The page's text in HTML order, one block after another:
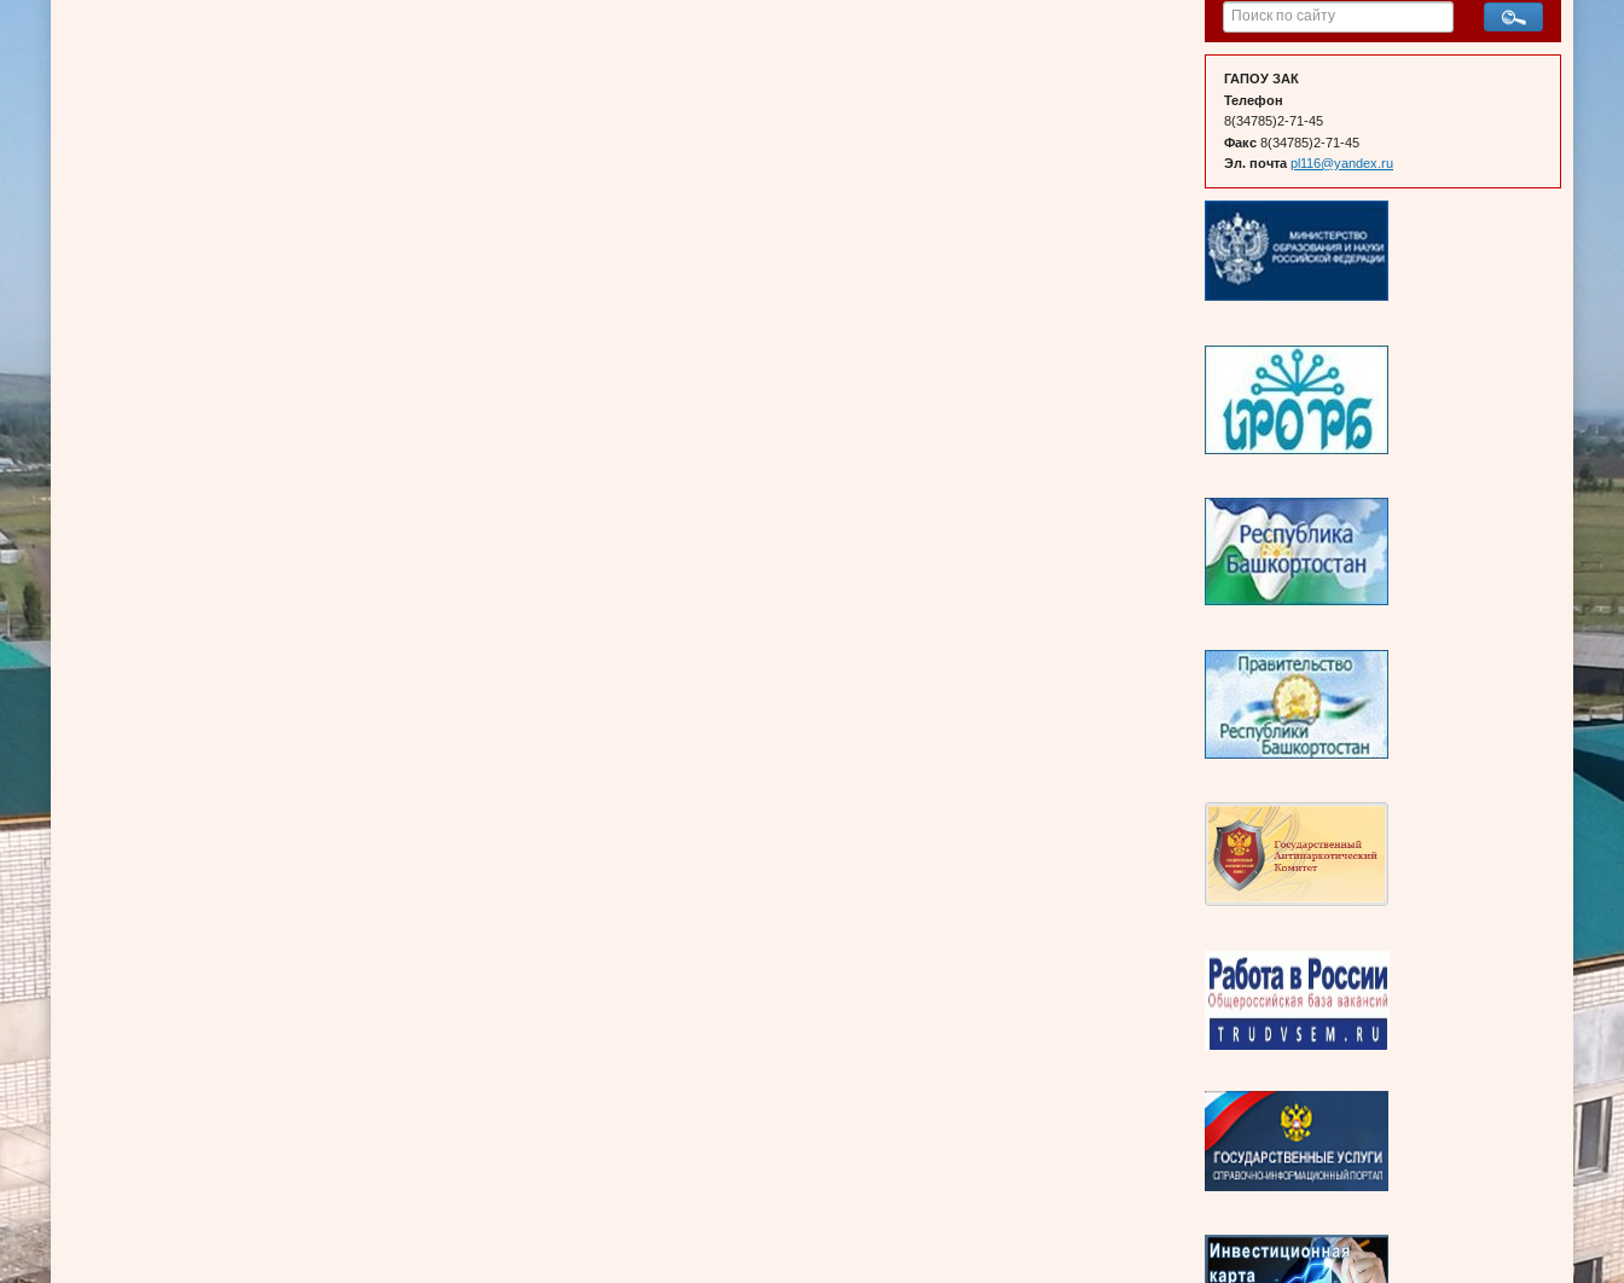
ГАПОУ ЗАК
Телефон
8(34785)2-71-45
Факс 8(34785)2-71-45
Эл. почта pl116@yandex.ru